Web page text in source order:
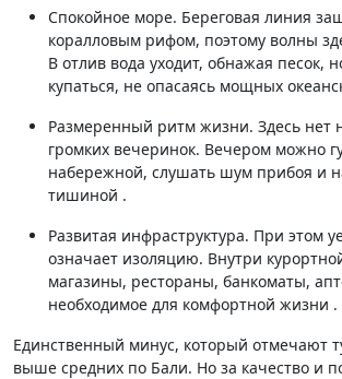
Спокойное море. Береговая линия защищена
коралловым рифом, поэтому волны
В отлив вода уходит, обнажая песок,
купаться, не опасаясь мощных
Размеренный ритм жизни. Здесь нет ночных клубов и
громких вечеринок. Вечером можно
набережной, слушать шум прибоя и
тишиной .
Развитая инфраструктура. При этом уединенность не
означает изоляцию. Внутри
магазины, рестораны, банкоматы,
необходимое для комфортной жизни .
Единственный минус, который отмечают
выше средних по Бали. Но за качество и